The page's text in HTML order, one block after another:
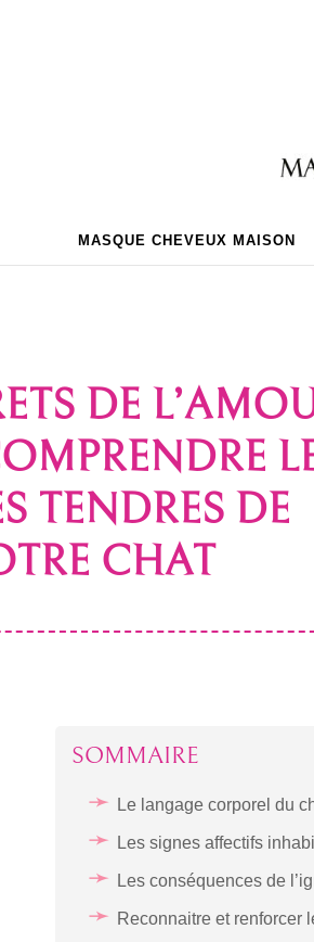
MASQUE CHEVEUX MAISON
DE
TENDRES DE
CHAT
SOMMAIRE
Le langage corporel du
Les signes affectifs
Les conséquences de
Reconnaitre et renforcer